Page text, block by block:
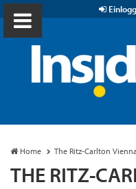
Home The Ritz-Carlton Vienna
THE RITZ-